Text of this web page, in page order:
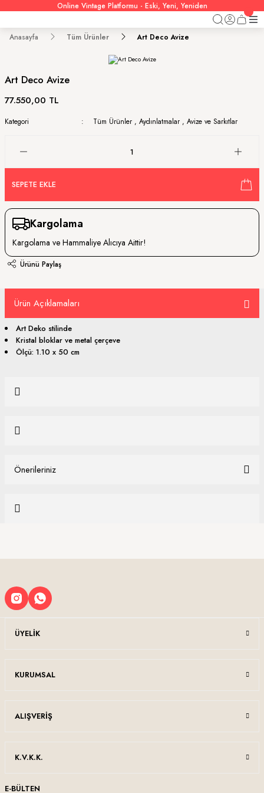
Online Vintage Platformu - Eski, Yeni, Yeniden
Anasayfa Tüm Ürünler Art Deco Avize
Art Deco Avize
77.550,00 TL
Kategori Tüm Ürünler , Aydınlatmalar , Avize ve Sarkıtlar
SEPETE EKLE
Kargolama
Kargolama ve Hammaliye Alıcıya Aittir!
Ürünü Paylaş
Ürün Açıklamaları
Art Deko stilinde
Kristal bloklar ve metal çerçeve
Ölçü: 1.10 x 50 cm
Önerileriniz
yetersiz gördüğünüz noktaları öneri formunu kullanarak tarafımıza
iletebilirsiniz.
Ürün resmi kalitesiz, bozuk veya görüntülenemiyor.
Ürün bilgilerinde hatalar bulunuyor.
Ürün fiyatı diğer sitelerden daha pahalı.
Bu ürüne benzer farklı alternatifler olmalı.
ÜYELIK
KURUMSAL
ALIŞVERIŞ
K.V.K.K.
E-BÜLTEN